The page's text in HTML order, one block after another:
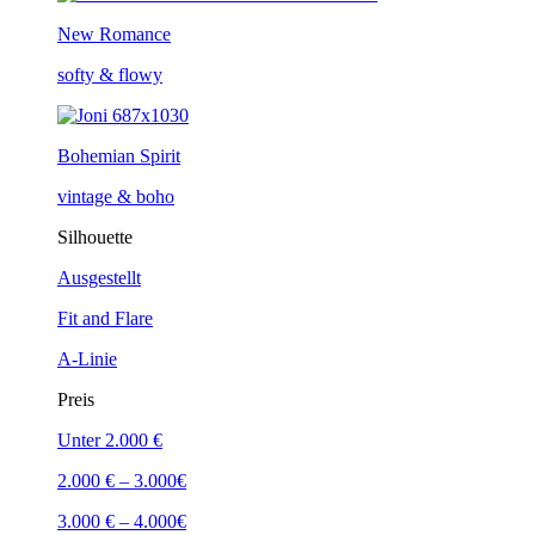
New Romance
softy & flowy
Bohemian Spirit
vintage & boho
Silhouette
Ausgestellt
Fit and Flare
A-Linie
Preis
Unter 2.000 €
2.000 € – 3.000€
3.000 € – 4.000€